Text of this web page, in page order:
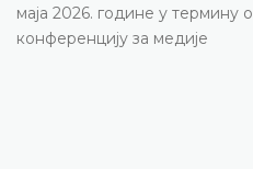
маја 2026. године у термину
конференцију за медије